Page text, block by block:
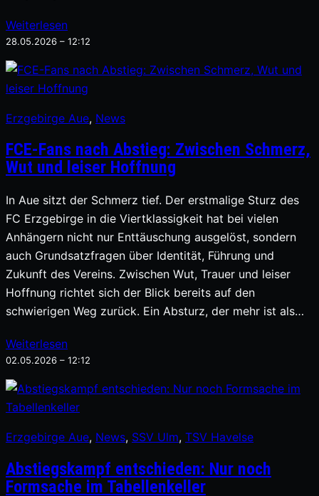
Weiterlesen
28.05.2026 – 12:12
Erzgebirge Aue, News
FCE-Fans nach Abstieg: Zwischen Schmerz,
Wut und leiser Hoffnung
In Aue sitzt der Schmerz tief. Der erstmalige Sturz des
FC Erzgebirge in die Viertklassigkeit hat bei vielen
Anhängern nicht nur Enttäuschung ausgelöst, sondern
auch Grundsatzfragen über Identität, Führung und
Zukunft des Vereins. Zwischen Wut, Trauer und leiser
Hoffnung richtet sich der Blick bereits auf den
schwierigen Weg zurück. Ein Absturz, der mehr ist als…
Weiterlesen
02.05.2026 – 12:12
Erzgebirge Aue, News, SSV Ulm, TSV Havelse
Abstiegskampf entschieden: Nur noch
Formsache im Tabellenkeller